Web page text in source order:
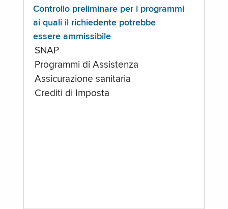
Controllo preliminare per i programmi
ai quali il richiedente potrebbe
essere ammissibile
SNAP
Programmi di Assistenza
Assicurazione sanitaria
Crediti di Imposta